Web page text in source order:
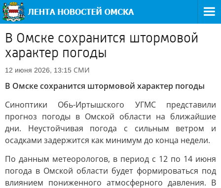
В Омске сохранится штормовой
характер погоды
12 июня 2026, 13:15 СМИ
В Омске сохранится штормовой характер погоды
Синоптики Обь-Иртышского УГМС представили
прогноз погоды в Омской области на ближайшие
дни. Неустойчивая погода с сильным ветром и
осадками задержится как минимум до конца недели.
По данным метеорологов, в период с 12 по 14 июня
погода в Омской области будет формироваться под
влиянием пониженного атмосферного давления. В